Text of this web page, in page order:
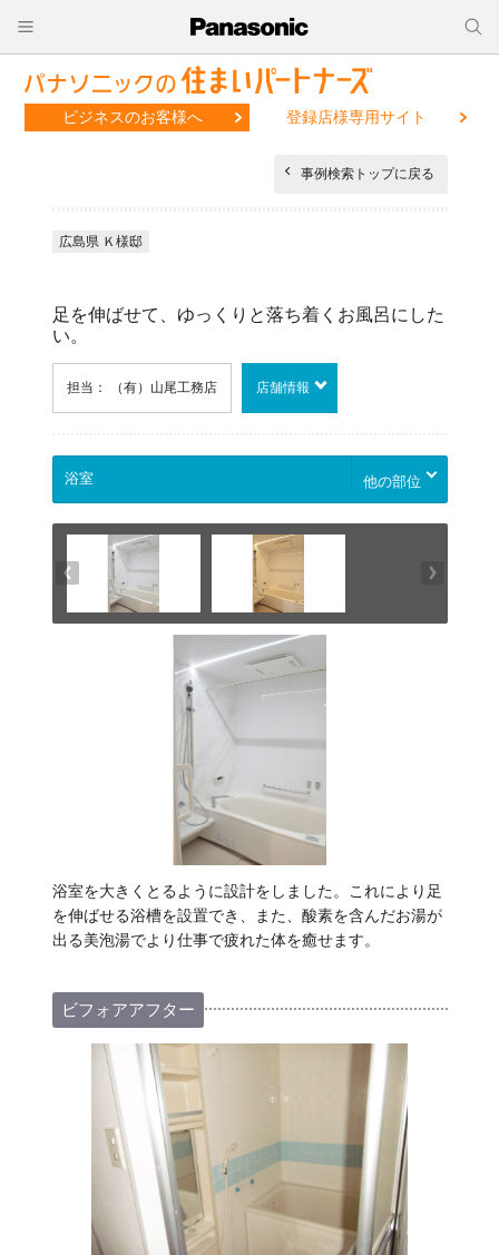
ビジネスのお客様へ 登録店様専用サイト
事例検索トップに戻る
広島県 Ｋ様邸
足を伸ばせて、ゆっくりと落ち着くお風呂にした
い。
担当： （有）山尾工務店 店舗情報
他の部位
浴室を大きくとるように設計をしました。これにより足
を伸ばせる浴槽を設置でき、また、酸素を含んだお湯が
出る美泡湯でより仕事で疲れた体を癒せます。
ビフォアアフター